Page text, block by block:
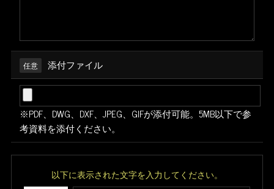
任意 添付ファイル
※PDF、DWG、DXF、JPEG、GIFが添付可能。5MB以下で参
考資料を添付ください。
以下に表示された文字を入力してください。